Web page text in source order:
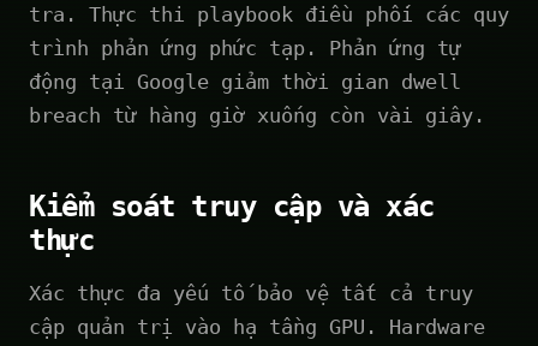
tra. Thực thi playbook điều phối các quy
trình phản ứng phức tạp. Phản ứng tự
động tại Google giảm thời gian dwell
breach từ hàng giờ xuống còn vài giây.
Kiểm soát truy cập và xác
thực
Xác thực đa yếu tố bảo vệ tất cả truy
cập quản trị vào hạ tầng GPU. Hardware